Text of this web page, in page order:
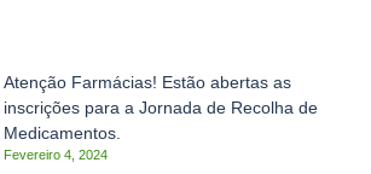
Atenção Farmácias! Estão abertas as
inscrições para a Jornada de Recolha de
Medicamentos.
Fevereiro 4, 2024